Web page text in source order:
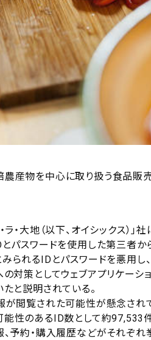
産物を中心に取り扱う食品販売
ラ・大地（以下、オイシックス）
パスワードを使用した第三者か
られるIDとパスワードを悪用し
対策としてウェブアプリケーシ
と説明されている。
が閲覧された可能性が懸念され
性のあるID数として約97,533
予約・購入履歴などがそれぞれ